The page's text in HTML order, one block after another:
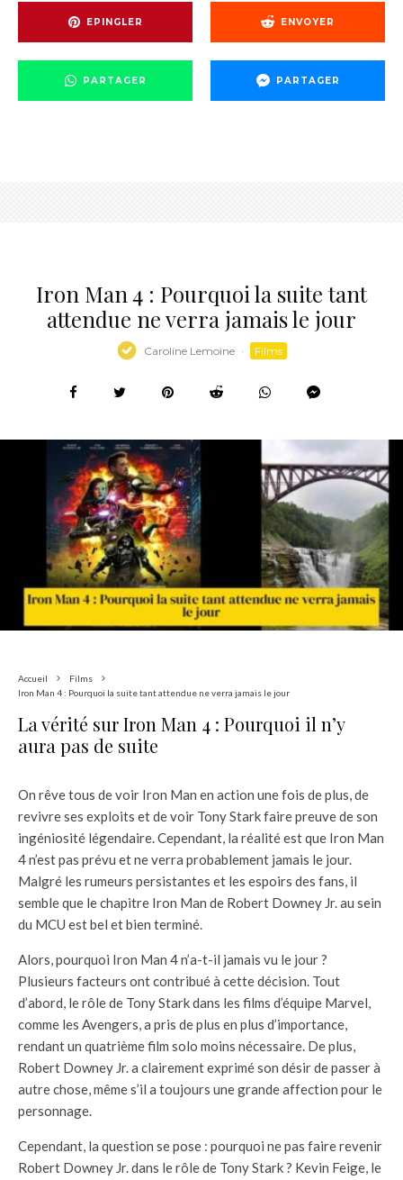
EPINGLER ENVOYER
PARTAGER PARTAGER
Iron Man 4 : Pourquoi la suite tant
attendue ne verra jamais le jour
Caroline Lemoine · Films
Accueil
Films
Iron Man 4 : Pourquoi la suite tant attendue ne verra jamais le jour
La vérité sur Iron Man 4 : Pourquoi il n’y
aura pas de suite
On rêve tous de voir Iron Man en action une fois de plus, de
revivre ses exploits et de voir Tony Stark faire preuve de son
ingéniosité légendaire. Cependant, la réalité est que Iron Man
4 n’est pas prévu et ne verra probablement jamais le jour.
Malgré les rumeurs persistantes et les espoirs des fans, il
semble que le chapitre Iron Man de Robert Downey Jr. au sein
du MCU est bel et bien terminé.
Alors, pourquoi Iron Man 4 n’a-t-il jamais vu le jour ?
Plusieurs facteurs ont contribué à cette décision. Tout
d’abord, le rôle de Tony Stark dans les films d’équipe Marvel,
comme les Avengers, a pris de plus en plus d’importance,
rendant un quatrième film solo moins nécessaire. De plus,
Robert Downey Jr. a clairement exprimé son désir de passer à
autre chose, même s’il a toujours une grande affection pour le
personnage.
Cependant, la question se pose : pourquoi ne pas faire revenir
Robert Downey Jr. dans le rôle de Tony Stark ? Kevin Feige, le